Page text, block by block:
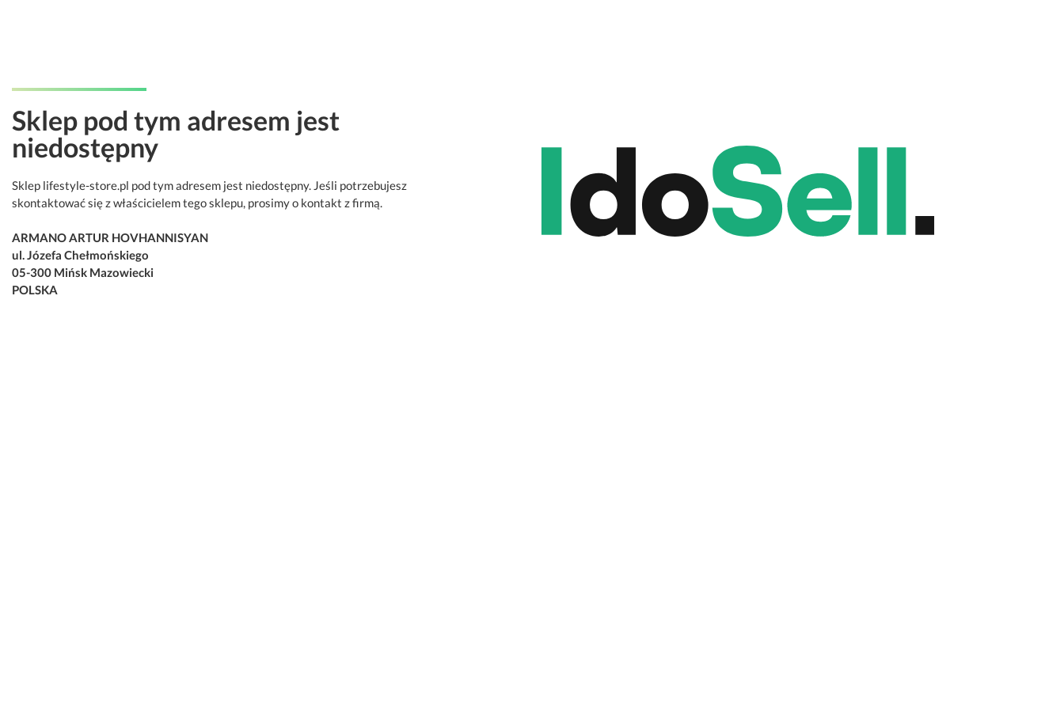
Sklep pod tym adresem jest
niedostępny
Sklep lifestyle-store.pl pod tym adresem jest niedostępny. Jeśli potrzebujesz
skontaktować się z właścicielem tego sklepu, prosimy o kontakt z firmą.
ARMANO ARTUR HOVHANNISYAN
ul. Józefa Chełmońskiego
05-300 Mińsk Mazowiecki
POLSKA